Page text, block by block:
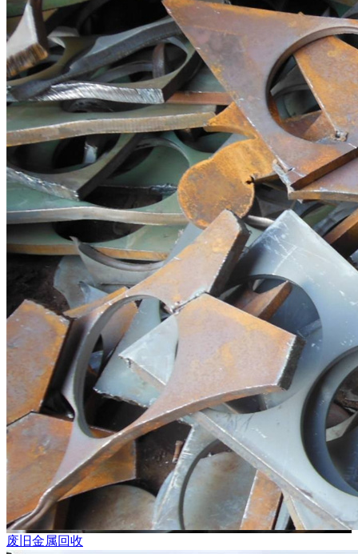
废旧金属回收